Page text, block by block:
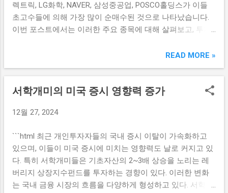
의 다양성 덕분이라 평가받고 있다. 따라서 투자자들은 피앤
에스미캐닉스의 긍정적인 전망과 함께, 향후 몇 년간의 성장
을 기대하고 있다. 시장 전문가들은 피앤에스미캐닉스의 지
업 분야의 미래 성장 가능성도 주목할만하다. 글로벌 시장에
서의 경쟁력 확보와 더불어, 수출 확대를 목표로 하는 전략도
결합하여 피앤에스미캐닉스는 초고수 투자자들에게 매력적
일렉트릭은 전력 및 자동화 시스템의 핵심 기업으로 자리 잡
하고 있다. 이 회사는 최근 전력망과 관련된 혁신적인 기술을
개발하여 효율성을 극대화하고 있으며, 이를 통해 시장 내 경
쟁력을 강화하고 있다. HD현대일렉트...
렉트릭, LG화학, NAVER, 삼성중공업, POSCO홀딩스가 이들
초고수들에 의해 가장 많이 순매수된 것으로 나타났습니다.
이번 포스트에서는 이러한 주요 종목에 대해 살펴보고, 투자
현대일렉트릭의 투자 가치 HD현대일렉트릭은 최근 몇 년간
전력 및 자동화 솔루션 분야에서 두각을 나타내고 있는 기업
입니다. 전 세계적으로 에너지 전환 및 친환경 기술에 대한 수
요가 증가하면서 해당 기업의 매출은 증가세를 보이고 있습
해 기술력을 강화하고 있습니다. 이러한 요소들은 주가 상승
이유입니다. 최근 투자자들은 HD현대일렉트릭의 지속적인
성장성에 큰 기대를 걸고 있습니다. 특히, 전기차 및 재생 에
너지 산업의 성장과 함께 전력 관리 솔루션의 필요성이 증가
하고 있어, 이 기업의 경쟁력은 더욱 강화될 것입니다. 따라서
초고수들의 순매수 리스트에 포함된 것은 이러한 긍정적인
READ MORE »
서학개미의 미국 증시 영향력 증가
12월 27, 2024
```html 최근 개인투자자들의 국내 증시 이탈이 가속화하고
있으며, 이들이 미국 증시에 미치는 영향력도 날로 커지고 있
다. 특히 서학개미들은 기초자산의 2~3배 상승을 노리는 레
버리지 상장지수펀드를 투자하는 경향이 있다. 이러한 변화
는 국내 금융 시장의 흐름을 다양하게 형성하고 있다. 서학개